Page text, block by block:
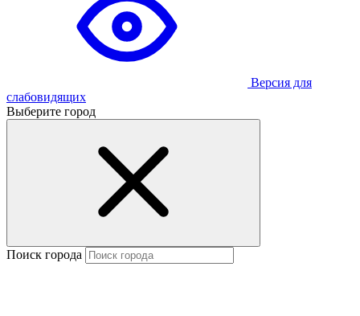
Версия для
слабовидящих
Выберите город
Поиск города